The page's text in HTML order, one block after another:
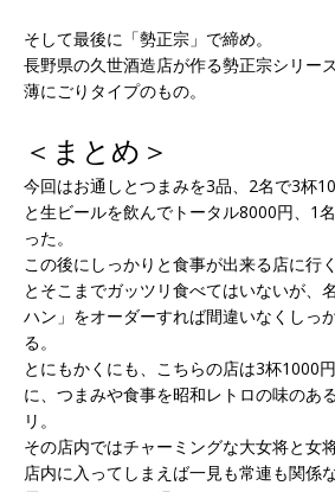
そして最後に「勢正宗」で締め。
長野県の久世酒造店が作る勢正宗シリー
薄にごりタイプのもの。
＜まとめ＞
今回はお通しとつまみを3品、2名で3杯
と生ビールを飲んでトータル8000円、1
った。
この後にしっかりと食事が出来る店に行
とそこまでガッツリ食べてはいないが、
ハン」をオーダーすれば間違いなくしっ
る。
とにもかくにも、こちらの店は3杯1000
に、つまみや食事を昭和レトロの味のあ
リ。
その店内ではチャーミングな大女将と女
店内に入ってしまえば一見も常連も関係